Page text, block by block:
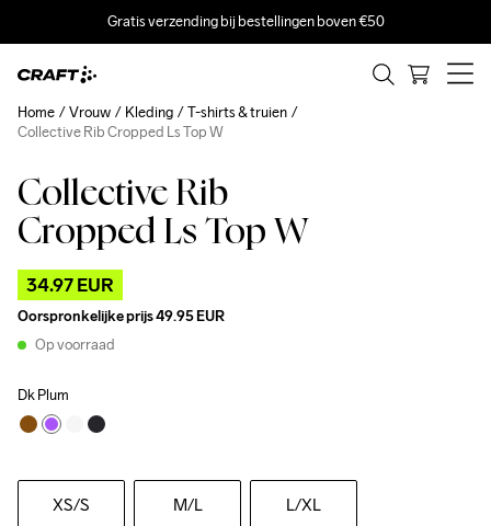
Gratis verzending bij bestellingen boven €50
Collective Rib
Cropped Ls Top W
34.97 EUR
Oorspronkelijke prijs49.95 EUR
Op voorraad
Dk Plum
XS/S M/L L/XL
Home Vrouw Kleding
T-shirts & truien
Collective Rib Cropped Ls Top W
Outlet